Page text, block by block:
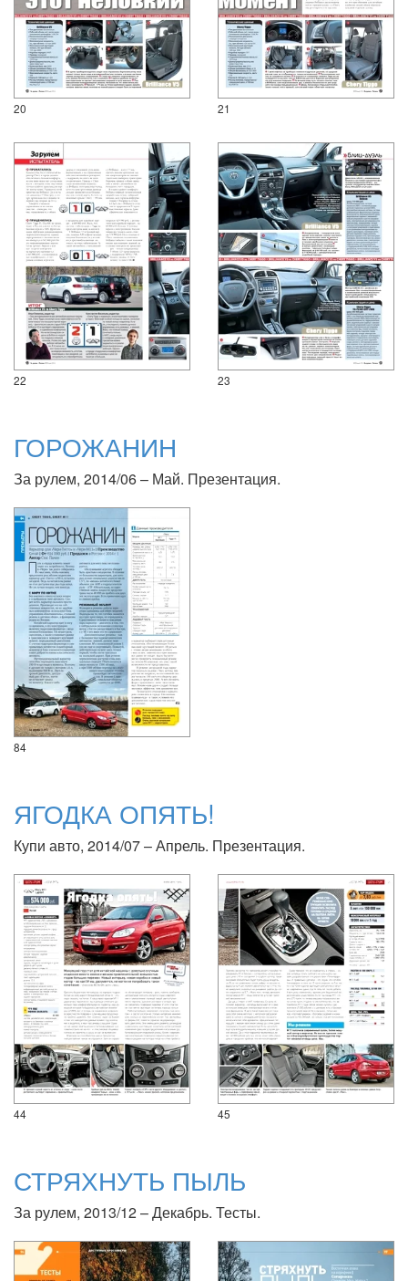
20 21
22 23
ГОРОЖАНИН
За рулем, 2014/06 – Май. Презентация.
84
ЯГОДКА ОПЯТЬ!
Купи авто, 2014/07 – Апрель. Презентация.
44 45
СТРЯХНУТЬ ПЫЛЬ
За рулем, 2013/12 – Декабрь. Тесты.